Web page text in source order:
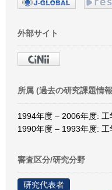
外部サイト
所属 (過去の研究課題情
1994年度 – 2006年度:
1990年度 – 1993年度:
審査区分/研究分野
研究代表者